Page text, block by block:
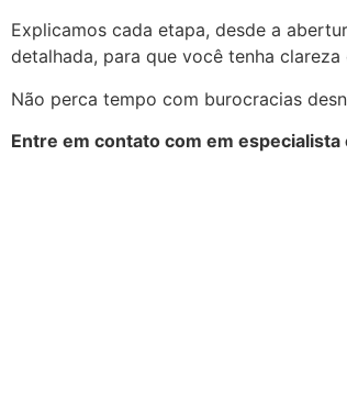
Explicamos cada etapa, desde a
detalhada, para que você tenha
Não perca tempo com burocracias
Entre em contato com em